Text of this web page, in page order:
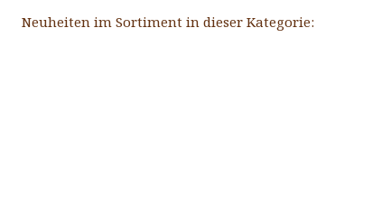
Neuheiten im Sortiment in dieser Kategorie: